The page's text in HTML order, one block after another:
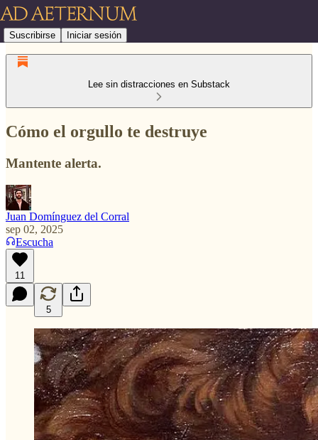
Suscribirse Iniciar sesión
Lee sin distracciones en Substack
Cómo el orgullo te destruye
Mantente alerta.
Juan Domínguez del Corral
sep 02, 2025
Escucha
11
5